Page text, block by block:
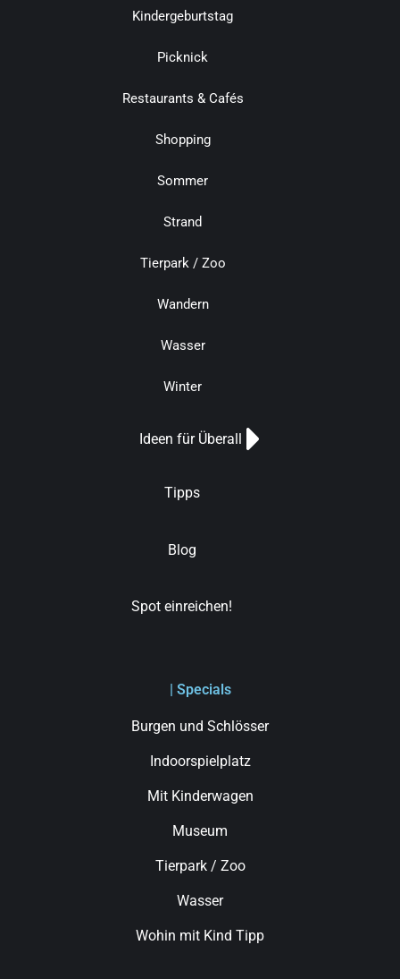
Kindergeburtstag
Picknick
Restaurants & Cafés
Shopping
Sommer
Strand
Tierpark / Zoo
Wandern
Wasser
Winter
Ideen für Überall
Tipps
Blog
Spot einreichen!
| Specials
Burgen und Schlösser
Indoorspielplatz
Mit Kinderwagen
Museum
Tierpark / Zoo
Wasser
Wohin mit Kind Tipp